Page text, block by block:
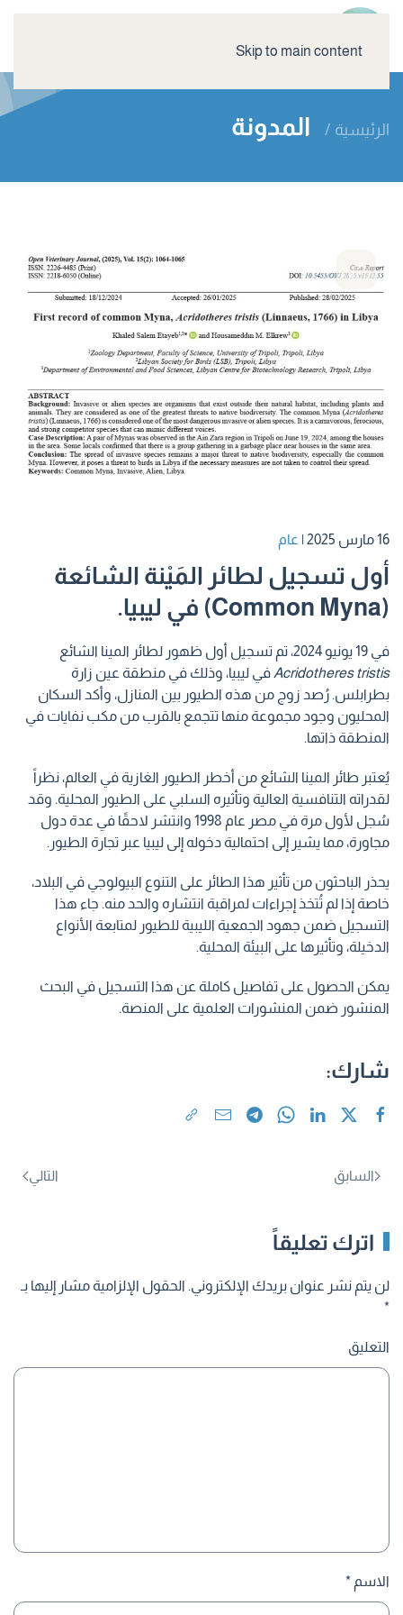
Skip to main content
الرئيسية المدونة
16 مارس 2025 | عام
أول تسجيل لطائر المَيْنة الشائعة
(Common Myna) في ليبيا.
في 19 يونيو 2024، تم تسجيل أول ظهور لطائر المينا الشائع
Acridotheres tristis في ليبيا، وذلك في منطقة عين زارة
بطرابلس. رُصد زوج من هذه الطيور بين المنازل، وأكد السكان
المحليون وجود مجموعة منها تتجمع بالقرب من مكب نفايات في
المنطقة ذاتها.
يُعتبر طائر المينا الشائع من أخطر الطيور الغازية في العالم، نظراً
لقدراته التنافسية العالية وتأثيره السلبي على الطيور المحلية. وقد
سُجل لأول مرة في مصر عام 1998 وانتشر لاحقًا في عدة دول
مجاورة، مما يشير إلى احتمالية دخوله إلى ليبيا عبر تجارة الطيور.
يحذر الباحثون من تأثير هذا الطائر على التنوع البيولوجي في البلاد،
خاصة إذا لم تُتخذ إجراءات لمراقبة انتشاره والحد منه. جاء هذا
التسجيل ضمن جهود الجمعية الليبية للطيور لمتابعة الأنواع
الدخيلة، وتأثيرها على البيئة المحلية.
يمكن الحصول على تفاصيل كاملة عن هذا التسجيل في البحث
المنشور ضمن المنشورات العلمية على المنصة.
شارك:
السابق التالي
اترك تعليقاً
لن يتم نشر عنوان بريدك الإلكتروني. الحقول الإلزامية مشار إليها بـ
*
التعليق
الاسم *